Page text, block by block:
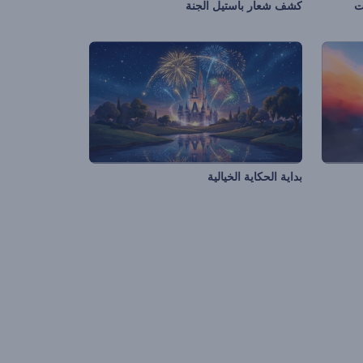
كشف شعار باستيل الجنة
بداية الحكاية الخيالية